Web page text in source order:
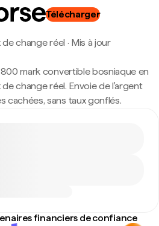
Télécharger
de change réel · Mis à jour
mark convertible bosniaque en
change réel. Envoie de l'argent
cachées, sans taux gonflés.
financiers de confiance